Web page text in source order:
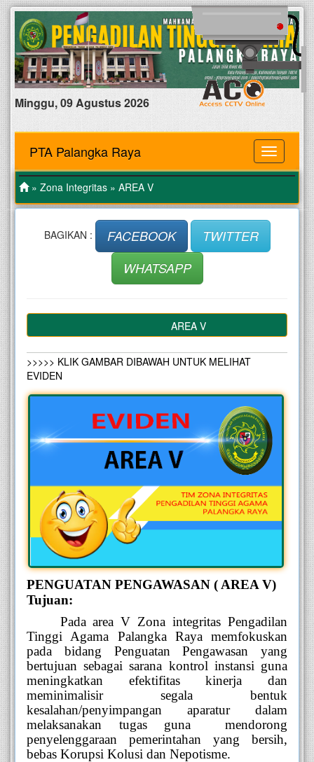
Minggu, 09 Agustus 2026
MENU
PTA Palangka Raya
» Zona Integritas » AREA V
BAGIKAN : FACEBOOK
TWITTER
WHATSAPP
AREA V
>>>>> KLIK GAMBAR DIBAWAH UNTUK MELIHAT
EVIDEN
PENGUATAN PENGAWASAN ( AREA V)
Tujuan:
Pada area V Zona integritas Pengadilan
Tinggi Agama Palangka Raya memfokuskan
pada bidang Penguatan Pengawasan yang
bertujuan sebagai sarana kontrol instansi guna
meningkatkan efektifitas kinerja dan
meminimalisir segala bentuk
kesalahan/penyimpangan aparatur dalam
melaksanakan tugas guna mendorong
penyelenggaraan pemerintahan yang bersih,
bebas Korupsi Kolusi dan Nepotisme.